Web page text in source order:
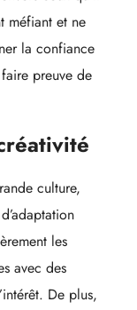
méfiant et ne
la confiance
preuve de
culture,
les
avec des
De plus,